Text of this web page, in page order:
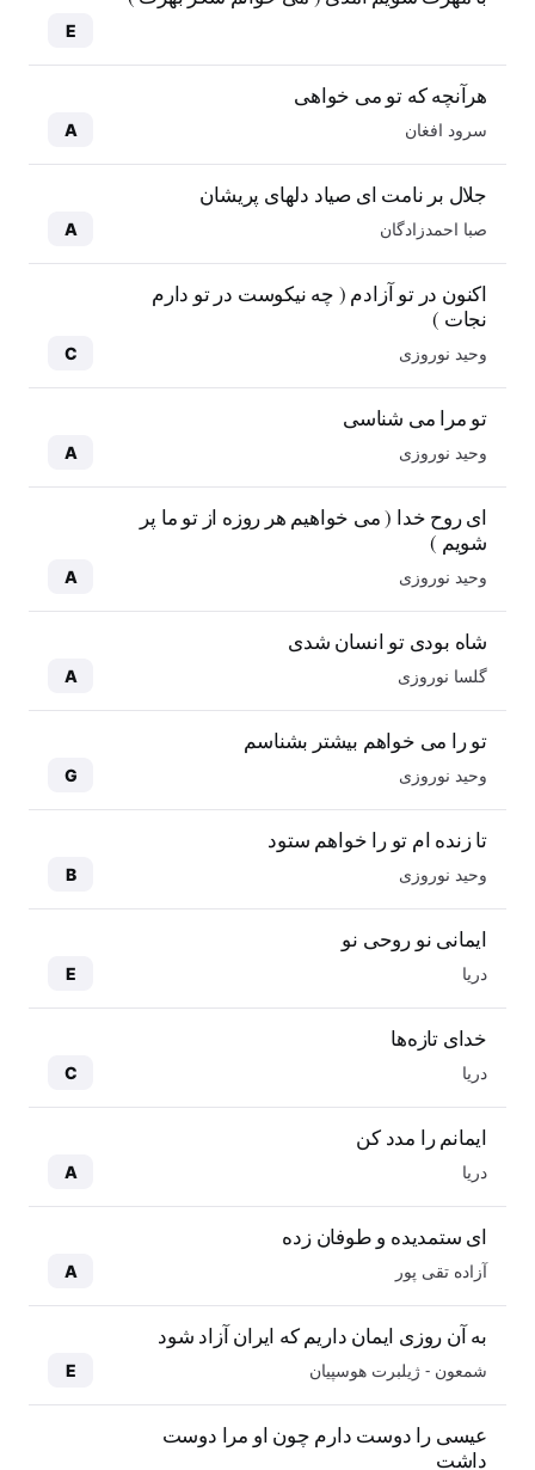
E
هرآنچه که تو می خواهی
سرود افغان A
جلال بر نامت ای صیاد دلهای پریشان
صبا احمدزادگان A
اکنون در تو آزادم ( چه نیکوست در تو دارم
نجات )
وحید نوروزی C
تو مرا می شناسی
وحید نوروزی A
ای روح خدا ( می خواهیم هر روزه از تو ما پر
شویم )
وحید نوروزی A
شاه بودی تو انسان شدی
گلسا نوروزی A
تو را می خواهم بیشتر بشناسم
وحید نوروزی G
تا زنده ام تو را خواهم ستود
وحید نوروزی B
ایمانی نو روحی نو
دریا E
خدای تازه‌ها
دریا C
ایمانم را مدد کن
دریا A
ای ستمدیده و طوفان زده
آزاده تقی پور A
به آن روزی ایمان داریم که ایران آزاد شود
شمعون - ژیلبرت هوسپیان E
عیسی را دوست دارم چون او مرا دوست
داشت